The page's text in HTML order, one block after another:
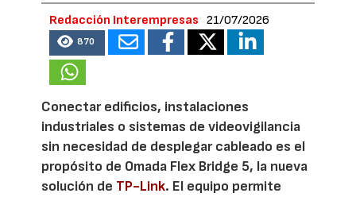
Redacción Interempresas 21/07/2026
870
Conectar edificios, instalaciones
industriales o sistemas de videovigilancia
sin necesidad de desplegar cableado es el
propósito de Omada Flex Bridge 5, la nueva
solución de TP-Link. El equipo permite